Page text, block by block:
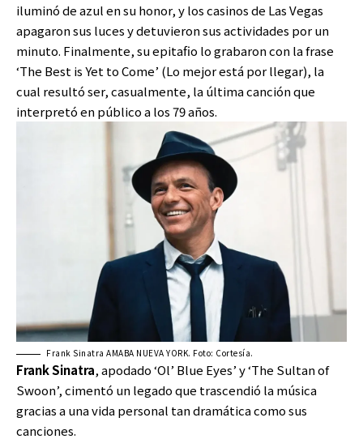
iluminó de azul en su honor, y los casinos de Las Vegas
apagaron sus luces y detuvieron sus actividades por un
minuto. Finalmente, su epitafio lo grabaron con la frase
‘The Best is Yet to Come’ (Lo mejor está por llegar), la
cual resultó ser, casualmente, la última canción que
interpretó en público a los 79 años.
Frank Sinatra AMABA NUEVA YORK. Foto: Cortesía.
Frank Sinatra, apodado ‘Ol’ Blue Eyes’ y ‘The Sultan of
Swoon’, cimentó un legado que trascendió la música
gracias a una vida personal tan dramática como sus
canciones.